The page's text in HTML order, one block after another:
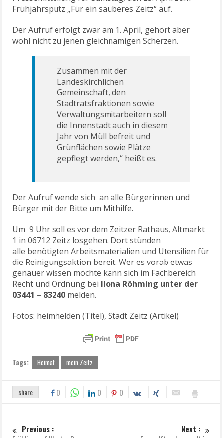
Frühjahrsputz „Für ein sauberes Zeitz“ auf.
Der Aufruf erfolgt zwar am 1. April, gehört aber
wohl nicht zu jenen gleichnamigen Scherzen.
Zusammen mit der
Landeskirchlichen
Gemeinschaft, den
Stadtratsfraktionen sowie
Verwaltungsmitarbeitern soll
die Innenstadt auch in diesem
Jahr von Müll befreit und
Grünflächen sowie Plätze
gepflegt werden,“ heißt es.
Der Aufruf wende sich an alle Bürgerinnen und
Bürger mit der Bitte um Mithilfe.
Um 9 Uhr soll es vor dem Zeitzer Rathaus, Altmarkt
1 in 06712 Zeitz losgehen. Dort stünden
alle benötigten Arbeitsmaterialien und Utensilien für
die Reinigungsaktion bereit. Wer es vorab etwas
genauer wissen möchte kann sich im Fachbereich
Recht und Ordnung bei Ilona Röhming unter der
03441 – 83240 melden.
Fotos: heimhelden (Titel), Stadt Zeitz (Artikel)
Tags: Heimat mein Zeitz
share 0 0 0
Previous :
Next :